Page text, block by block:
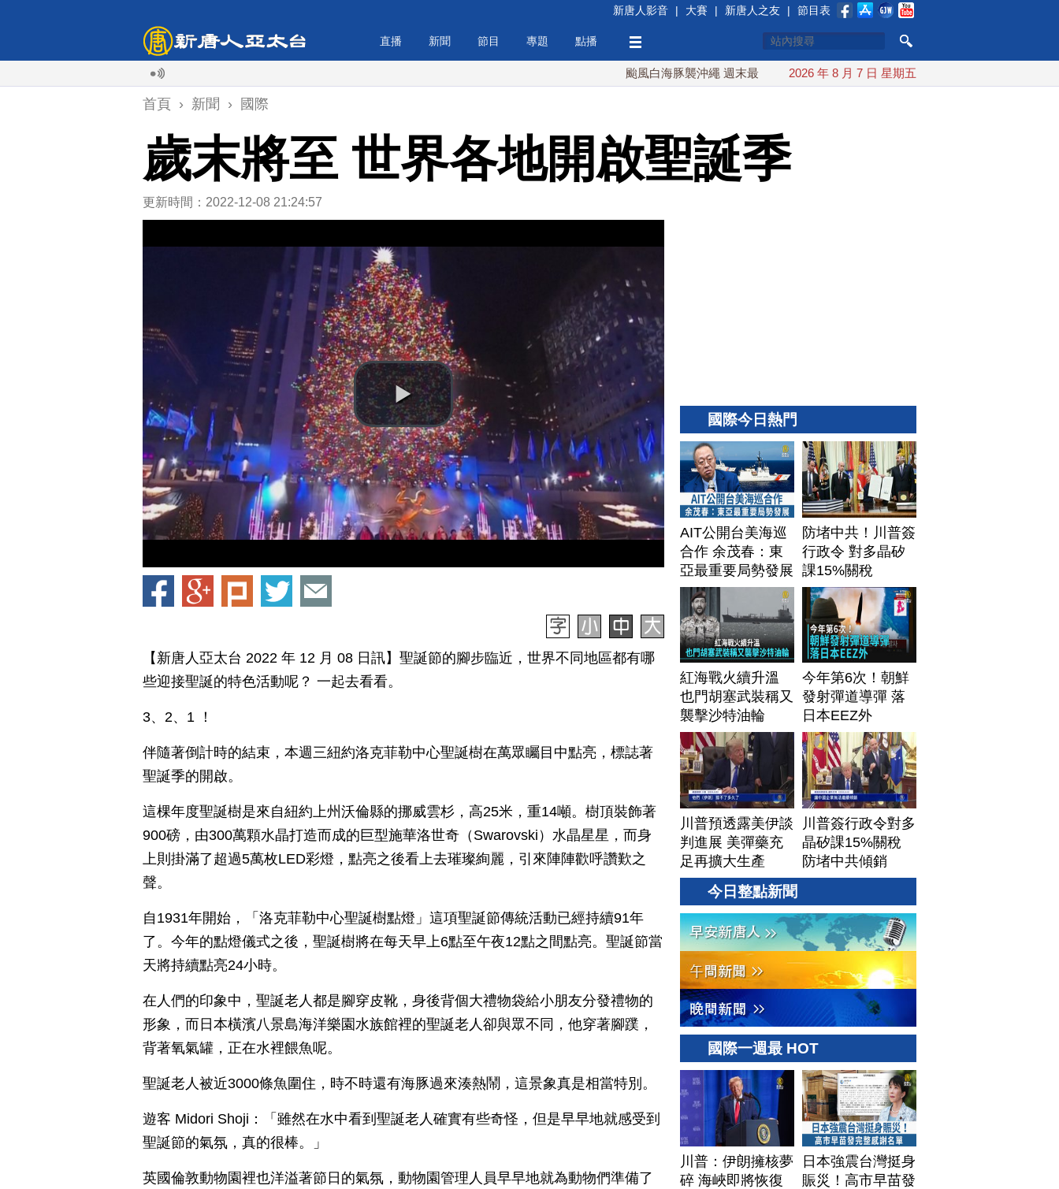
新唐人影音 | 大賽 | 新唐人之友 | 節目表
直播 新聞 節目 專題 點播
颱風白海豚襲沖繩 週末最近台灣 10日登陸浙江 川普預透露美伊談判進展 美彈藥充足再
2026 年 8 月 7 日 星期五
首頁 › 新聞 › 國際
歲末將至 世界各地開啟聖誕季
更新時間：2022-12-08 21:24:57
【新唐人亞太台 2022 年 12 月 08 日訊】聖誕節的腳步臨近，世界不同地區都有哪
些迎接聖誕的特色活動呢？ 一起去看看。
3、2、1 ！
伴隨著倒計時的結束，本週三紐約洛克菲勒中心聖誕樹在萬眾矚目中點亮，標誌著
聖誕季的開啟。
這棵年度聖誕樹是來自紐約上州沃倫縣的挪威雲杉，高25米，重14噸。樹頂裝飾著
900磅，由300萬顆水晶打造而成的巨型施華洛世奇（Swarovski）水晶星星，而身
上則掛滿了超過5萬枚LED彩燈，點亮之後看上去璀璨絢麗，引來陣陣歡呼讚歎之
聲。
自1931年開始，「洛克菲勒中心聖誕樹點燈」這項聖誕節傳統活動已經持續91年
了。今年的點燈儀式之後，聖誕樹將在每天早上6點至午夜12點之間點亮。聖誕節當
天將持續點亮24小時。
在人們的印象中，聖誕老人都是腳穿皮靴，身後背個大禮物袋給小朋友分發禮物的
形象，而日本橫濱八景島海洋樂園水族館裡的聖誕老人卻與眾不同，他穿著腳蹼，
背著氧氣罐，正在水裡餵魚呢。
聖誕老人被近3000條魚圍住，時不時還有海豚過來湊熱鬧，這景象真是相當特別。
遊客 Midori Shoji：「雖然在水中看到聖誕老人確實有些奇怪，但是早早地就感受到
聖誕節的氣氛，真的很棒。」
英國倫敦動物園裡也洋溢著節日的氣氛，動物園管理人員早早地就為動物們準備了
國際今日熱門
AIT公開台美海巡
合作 余茂春：東
亞最重要局勢發展
防堵中共！川普簽
行政令 對多晶矽
課15%關稅
紅海戰火續升溫
也門胡塞武裝稱又
襲擊沙特油輪
今年第6次！朝鮮
發射彈道導彈 落
日本EEZ外
川普預透露美伊談
判進展 美彈藥充
足再擴大生產
川普簽行政令對多
晶矽課15%關稅
防堵中共傾銷
今日整點新聞
國際一週最 HOT
川普：伊朗擁核夢
碎 海峽即將恢復
日本強震台灣挺身
賑災！高市早苗發